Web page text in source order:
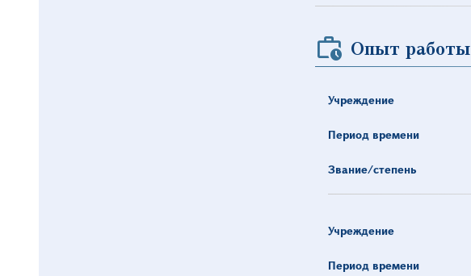
Опыт работы
Учреждение
Период времени
Звание/степень
Учреждение
Период времени